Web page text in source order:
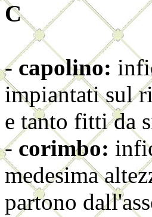
C
- capolino:
impiantati sul
e tanto fitti da
-corimbo:
medesima
partono